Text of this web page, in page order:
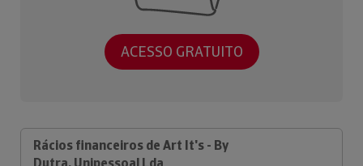
ACESSO GRATUITO
Rácios financeiros de Art It's - By